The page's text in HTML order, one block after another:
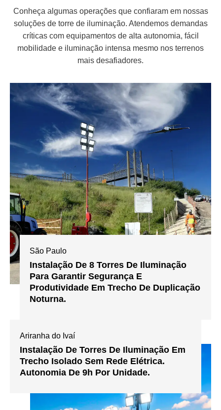
Conheça algumas operações que confiaram em nossas
soluções de torre de iluminação. Atendemos demandas
críticas com equipamentos de alta autonomia, fácil
mobilidade e iluminação intensa mesmo nos terrenos
mais desafiadores.
São Paulo
Instalação De 8 Torres De Iluminação
Para Garantir Segurança E
Produtividade Em Trecho De Duplicação
Noturna.
Ariranha do Ivaí
Instalação De Torres De Iluminação Em
Trecho Isolado Sem Rede Elétrica.
Autonomia De 9h Por Unidade.